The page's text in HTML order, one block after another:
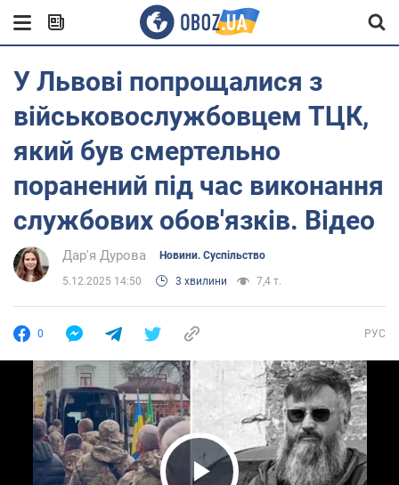
У Львові попрощалися з
військовослужбовцем ТЦК,
який був смертельно
поранений під час виконання
службових обов'язків. Відео
Дар'я Дурова Новини. Суспільство
5.12.2025 14:50 3 хвилини 7,4 т.
0 РУС